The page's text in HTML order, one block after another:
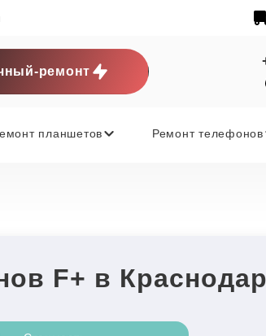
ремонт
планшетов Ремонт телефонов
F+ в